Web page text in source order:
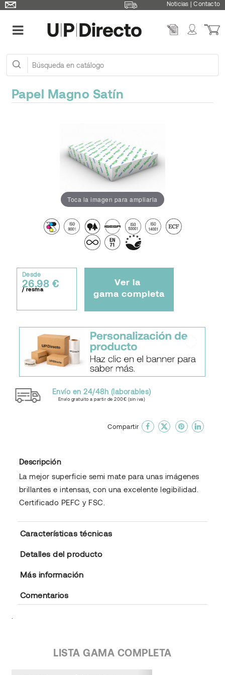
Noticias |Contacto
Papel Magno Satín
Toca la imagen para ampliarla
Desde
26,98 €
/ resma
Ver la
gama completa
Envío en 24/48h (laborables)
Envío gratuito a partir de 200€ (sin iva)
Compartir
Descripción
La mejor superficie semi mate para unas imágenes
brillantes e intensas, con una excelente legibilidad.
Certificado PEFC y FSC.
Características técnicas
Detalles del producto
Más información
Comentarios
LISTA GAMA COMPLETA